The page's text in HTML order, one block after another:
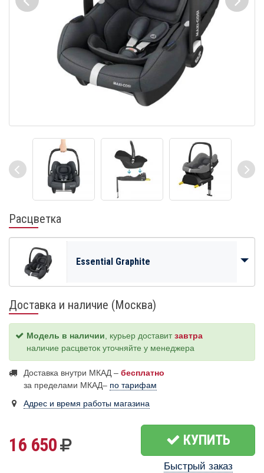
Расцветка
Essential Graphite
Доставка и наличие (Москва)
Модель в наличии, курьер доставитзавтра
наличие расцветок уточняйте у менеджера
Доставка внутри МКАД – бесплатно
за пределами МКАД– по тарифам
Адрес и время работы магазина
16 650 КУПИТЬ
Быстрый заказ